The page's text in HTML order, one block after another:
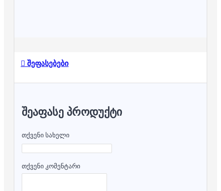
შეფასებები
ᲨᲔᲐᲤᲐᲡᲔ ᲞᲠᲝᲓᲣᲥᲢᲘ
თქვენი სახელი
თქვენი კომენტარი